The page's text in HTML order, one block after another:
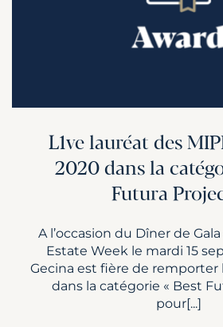
L1ve lauréat des
2020 dans la
Futura
A l’occasion du Dîner de
Estate Week le mardi 15
Gecina est fière de remporter
dans la catégorie « Best
pour[...]